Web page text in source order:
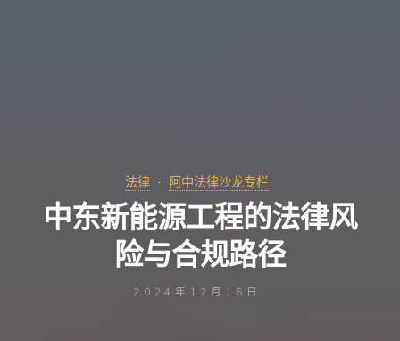
法律 阿中法律沙龙专栏
中东新能源工程的法律风
险与合规路径
2024年12月16日